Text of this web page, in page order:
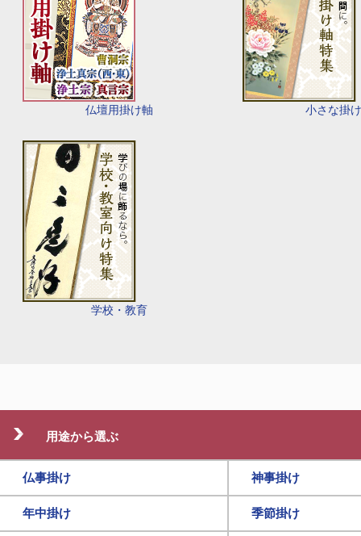
仏壇用掛け軸 小さな掛
学校・教育
用途から選ぶ
仏事掛け 神事掛け
年中掛け 季節掛け